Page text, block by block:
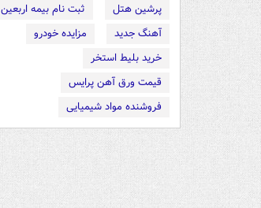
پرشین هتل
ثبت نام بیمه اربعین
آهنگ جدید
مزایده خودرو
خرید بلیط استخر
قیمت ورق آهن پرایس
فروشنده مواد شیمیایی